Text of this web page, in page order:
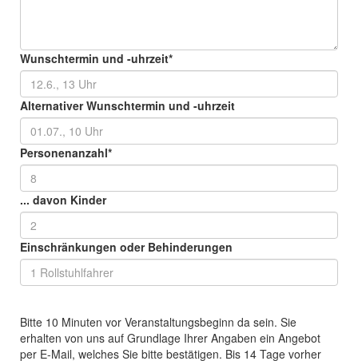
Wunschtermin und -uhrzeit*
Alternativer Wunschtermin und -uhrzeit
Personenanzahl*
... davon Kinder
Einschränkungen oder Behinderungen
Bitte 10 Minuten vor Veranstaltungsbeginn da sein. Sie
erhalten von uns auf Grundlage Ihrer Angaben ein Angebot
per E-Mail, welches Sie bitte bestätigen. Bis 14 Tage vorher